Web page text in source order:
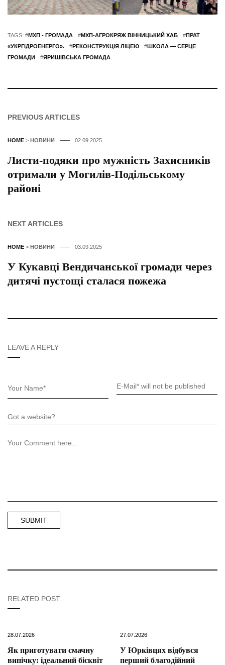
TAGS: #МХП - ГРОМАДА #МХП-АГРОКРЯЖ ВІННИЦЬКИЙ ХАБ #ПРАТ
«УКРГІДРОЕНЕРГО».
#РЕКОНСТРУКЦІЯ ЛІЦЕЮ #ШКОЛА — СЕРЦЕ
ГРОМАДИ
#ЯРИШІВСЬКА ГРОМАДА
PREVIOUS ARTICLES
HOME > НОВИНИ 02.09.2025
Листи-подяки про мужність Захисників
отримали у Могилів-Подільському
районі
NEXT ARTICLES
HOME > НОВИНИ 03.09.2025
У Кукавці Вендичанської громади через
дитячі пустощі сталася пожежа
LEAVE A REPLY
RELATED POST
28.07.2026
Як приготувати смачну
випічку: ідеальний бісквіт
27.07.2026
У Юрківцях відбувся
перший благодійний